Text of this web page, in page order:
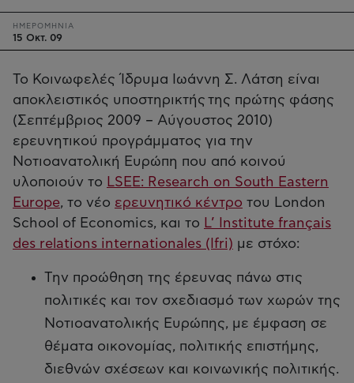
ΗΜΕΡΟΜΗΝΙΑ
15 Οκτ. 09
Το Κοινωφελές Ίδρυμα Ιωάννη Σ. Λάτση είναι
αποκλειστικός υποστηρικτής της πρώτης φάσης
(Σεπτέμβριος 2009 – Αύγουστος 2010)
ερευνητικού προγράμματος για την
Νοτιοανατολική Ευρώπη που από κοινού
υλοποιούν το LSEE: Research on South Eastern
Europe, το νέο ερευνητικό κέντρο του London
School of Economics, και το L’ Institute français
des relations internationales (Ifri) με στόχο:
Την προώθηση της έρευνας πάνω στις
πολιτικές και τον σχεδιασμό των χωρών της
Νοτιοανατολικής Ευρώπης, με έμφαση σε
θέματα οικονομίας, πολιτικής επιστήμης,
διεθνών σχέσεων και κοινωνικής πολιτικής.